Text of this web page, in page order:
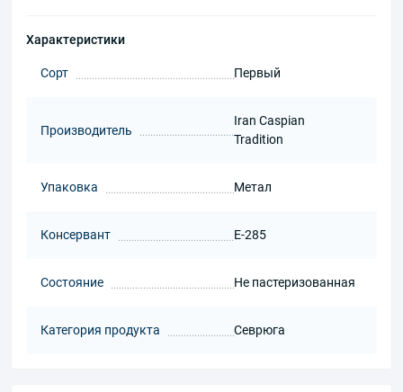
Характеристики
Сорт Первый
Производитель
Iran Caspian
Tradition
Упаковка Метал
Консервант E-285
Состояние Не пастеризованная
Категория продукта Севрюга